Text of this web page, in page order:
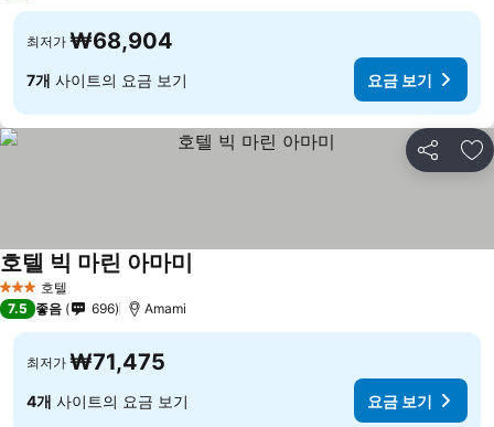
최저가 ₩68,904
7개 사이트의 요금 보기 요금 보기
공유 즐
3 성급 호텔
호텔 빅 마린 아마미
7.5 좋음 696 Amami
최저가 ₩71,475
4개 사이트의 요금 보기 요금 보기